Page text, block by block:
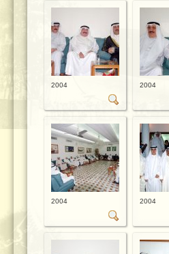
2004 2004
2004 2004